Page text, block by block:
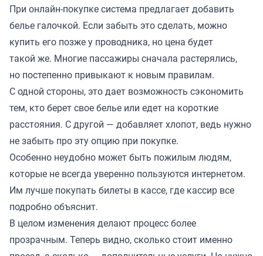
При онлайн-покупке система предлагает добавить
белье галочкой. Если забыть это сделать, можно
купить его позже у проводника, но цена будет
такой же. Многие пассажиры сначала растерялись,
но постепенно привыкают к новым правилам.
С одной стороны, это дает возможность сэкономить
тем, кто берет свое белье или едет на короткие
расстояния. С другой — добавляет хлопот, ведь нужно
не забыть про эту опцию при покупке.
Особенно неудобно может быть пожилым людям,
которые не всегда уверенно пользуются интернетом.
Им лучше покупать билеты в кассе, где кассир все
подробно объяснит.
В целом изменения делают процесс более
прозрачным. Теперь видно, сколько стоит именно